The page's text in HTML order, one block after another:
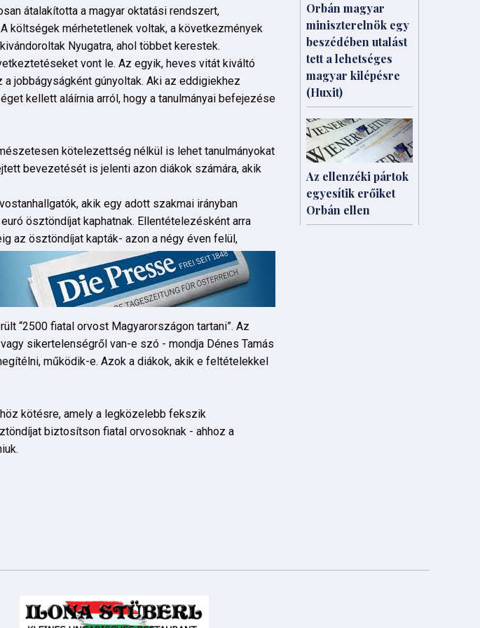
átalakította a magyar oktatási rendszert,
költségek mérhetetlenek voltak, a következmények
Nyugatra, ahol többet kerestek.
vont le. Az egyik, heves vitát kiváltó
jobbágyságként gúnyoltak. Aki az eddigiekhez
kellett aláírnia arról, hogy a tanulmányai befejezése
kötelezettség nélkül is lehet tanulmányokat
bevezetését is jelenti azon diákok számára, akik
akik egy adott szakmai irányban
ösztöndíjat kaphatnak. Ellentételezésként arra
az ösztöndíjat kapták- azon a négy éven felül,
“2500 fiatal orvost Magyarországon tartani”. Az
sikertelenségről van-e szó - mondja Dénes Tamás
működik-e. Azok a diákok, akik e feltételekkel
kötésre, amely a legközelebb fekszik
biztosítson fiatal orvosoknak - ahhoz a
Orbán magyar
miniszterelnök egy
beszédében utalást
tett a lehetséges
magyar kilépésre
(Huxit)
Az ellenzéki pártok
egyesítik erőiket
Orbán ellen